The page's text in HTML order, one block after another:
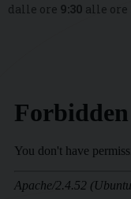
dalle ore 9:30 alle ore